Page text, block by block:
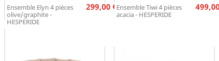
Ensemble Elyn 4 pièces
olive/graphite -
HESPERIDE
Prix
299,00 €Ensemble Tiwi 4 pièces
acacia - HESPERIDE